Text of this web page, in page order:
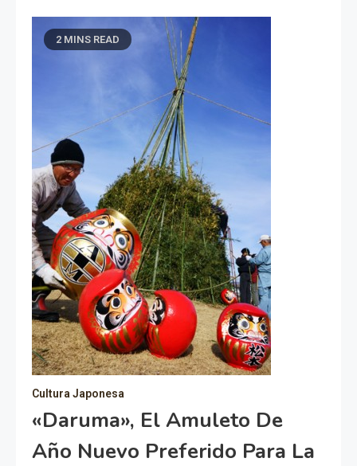
2 MINS READ
Cultura Japonesa
«Daruma», El Amuleto De
Año Nuevo Preferido Para La